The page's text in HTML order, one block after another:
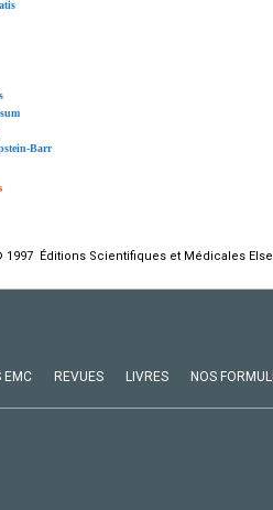
Barr
1997 Éditions Scientifiques et Médicales
EMC REVUES LIVRES NOS